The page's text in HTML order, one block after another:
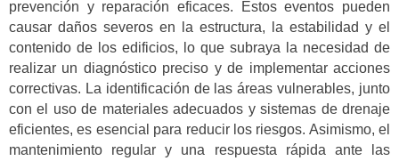
prevención y reparación eficaces. Estos eventos pueden
causar daños severos en la estructura, la estabilidad y el
contenido de los edificios, lo que subraya la necesidad de
realizar un diagnóstico preciso y de implementar acciones
correctivas. La identificación de las áreas vulnerables, junto
con el uso de materiales adecuados y sistemas de drenaje
eficientes, es esencial para reducir los riesgos. Asimismo, el
mantenimiento regular y una respuesta rápida ante las